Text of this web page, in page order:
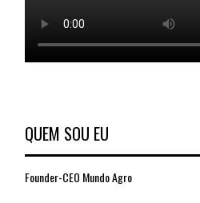
QUEM SOU EU
Founder-CEO Mundo Agro